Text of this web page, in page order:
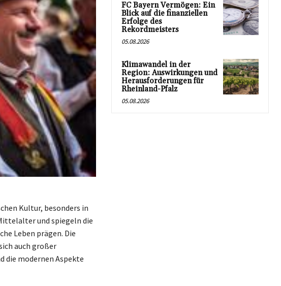
Kultur, besonders in
und spiegeln die
Leben prägen. Die
auch großer
die modernen Aspekte
FC Bayern Vermögen: Ein
Blick auf die finanziellen
Erfolge des
Rekordmeisters
05.08.2026
Klimawandel in der
Region: Auswirkungen und
Herausforderungen für
Rheinland-Pfalz
05.08.2026